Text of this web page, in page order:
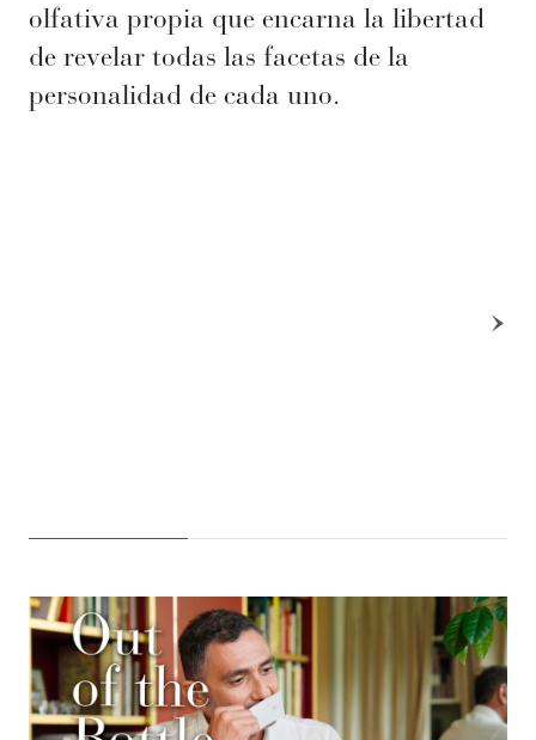
olfativa propia que encarna la libertad
de revelar todas las facetas de la
personalidad de cada uno.